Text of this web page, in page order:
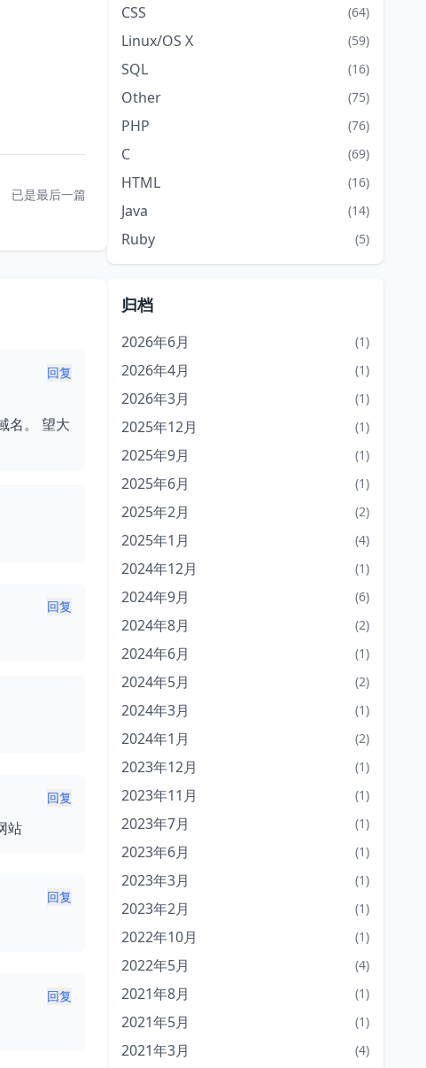
已是最后一篇
回复
名。 望大
回复
回复
站
回复
回复
CSS (64)
Linux/OS X (59)
SQL (16)
Other (75)
PHP (76)
C (69)
HTML (16)
Java (14)
Ruby (5)
归档
2026年6月 (1)
2026年4月 (1)
2026年3月 (1)
2025年12月 (1)
2025年9月 (1)
2025年6月 (1)
2025年2月 (2)
2025年1月 (4)
2024年12月 (1)
2024年9月 (6)
2024年8月 (2)
2024年6月 (1)
2024年5月 (2)
2024年3月 (1)
2024年1月 (2)
2023年12月 (1)
2023年11月 (1)
2023年7月 (1)
2023年6月 (1)
2023年3月 (1)
2023年2月 (1)
2022年10月 (1)
2022年5月 (4)
2021年8月 (1)
2021年5月 (1)
2021年3月 (4)